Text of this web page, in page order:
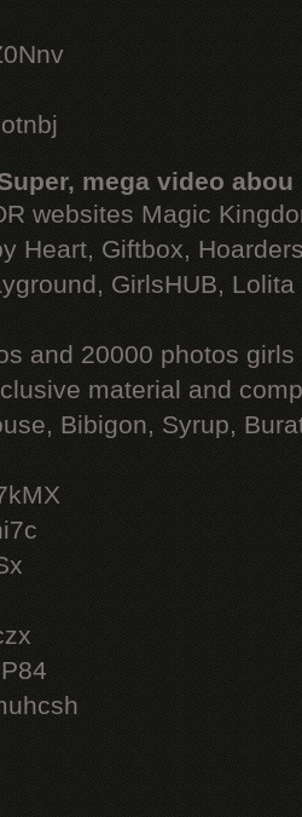
mega video abou
websites Magic
Heart, Giftbox,
GirlsHUB, Lolita
and 20000 photos
material and
Bibigon, Syrup,